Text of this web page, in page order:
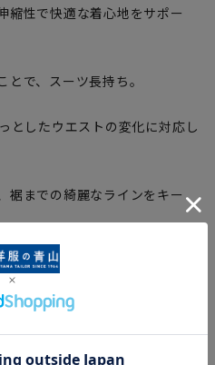
縮性で快適な着心地をサポー
で、スーツ長持ち。
としたウエストの変化に対応し
裾までの綺麗なラインをキー
用し、プラスチック・スマート
リエステル)
イクルにより、ペットボトル
製品は裏地の糸の一部に